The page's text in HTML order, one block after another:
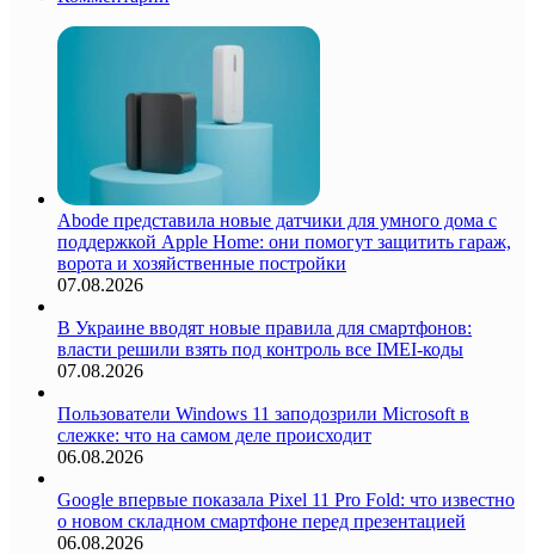
Abode представила новые датчики для умного дома с
поддержкой Apple Home: они помогут защитить гараж,
ворота и хозяйственные постройки
07.08.2026
В Украине вводят новые правила для смартфонов:
власти решили взять под контроль все IMEI-коды
07.08.2026
Пользователи Windows 11 заподозрили Microsoft в
слежке: что на самом деле происходит
06.08.2026
Google впервые показала Pixel 11 Pro Fold: что известно
о новом складном смартфоне перед презентацией
06.08.2026